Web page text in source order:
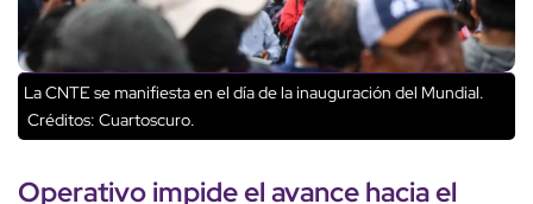
La CNTE se manifiesta en el día de la inauguración del Mundial.
Créditos: Cuartoscuro.
Operativo impide el avance hacia el